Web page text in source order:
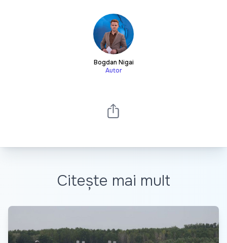
Bogdan Nigai
Autor
Citește mai mult